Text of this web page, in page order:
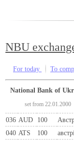
NBU
For today To
National Bank of
set from 22.01.2000
036 AUD 100
040 ATS 100